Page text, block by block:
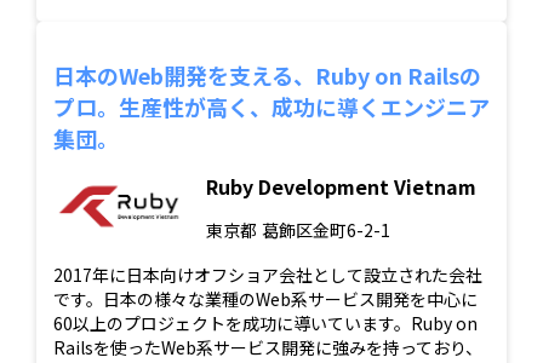
日本のWeb開発を支える、Ruby on Railsの
プロ。生産性が高く、成功に導くエンジニア
集団。
Ruby Development Vietnam
東京都 葛飾区金町6-2-1
2017年に日本向けオフショア会社として設立された会社
です。日本の様々な業種のWeb系サービス開発を中心に
60以上のプロジェクトを成功に導いています。Ruby on
Railsを使ったWeb系サービス開発に強みを持っており、